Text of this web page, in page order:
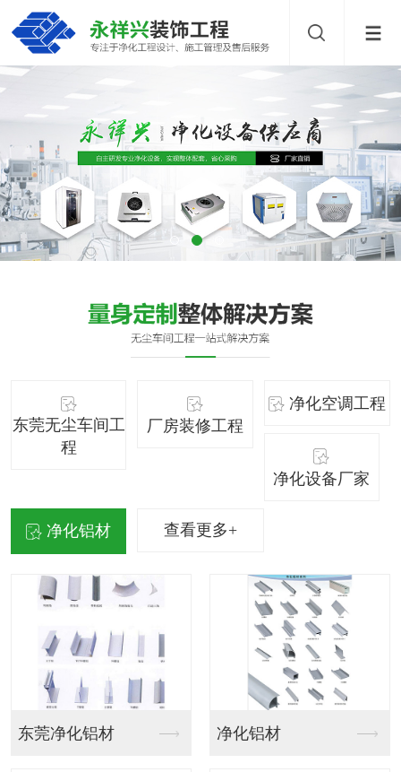
东莞无尘车间工
程
厂房装修工程
净化空调工程
净化设备厂家
净化铝材 查看更多+
东莞净化铝材 净化铝材